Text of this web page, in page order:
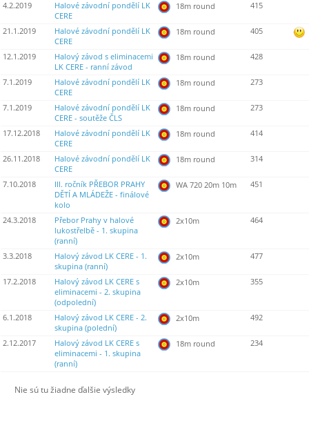
4.2.2019
Halové závodní pondělí LK
CERE
18m round 415
21.1.2019
Halové závodní pondělí LK
CERE
18m round 405
12.1.2019
Halový závod s eliminacemi
LK CERE - ranní závod
18m round 428
7.1.2019
Halové závodní pondělí LK
CERE
18m round 273
7.1.2019
Halové závodní pondělí LK
CERE - soutěže ČLS
18m round 273
17.12.2018
Halové závodní pondělí LK
CERE
18m round 414
26.11.2018
Halové závodní pondělí LK
CERE
18m round 314
7.10.2018
III. ročník PŘEBOR PRAHY
DĚTÍ A MLÁDEŽE - finálové
kolo
WA 720 20m 10m 451
24.3.2018
Přebor Prahy v halové
lukostřelbě - 1. skupina
(ranní)
2x10m 464
3.3.2018
Halový závod LK CERE - 1.
skupina (ranní)
2x10m 477
17.2.2018
Halový závod LK CERE s
eliminacemi - 2. skupina
(odpolední)
2x10m 355
6.1.2018
Halový závod LK CERE - 2.
skupina (polední)
2x10m 492
2.12.2017
Halový závod LK CERE s
eliminacemi - 1. skupina
(ranní)
18m round 234
Nie sú tu žiadne ďalšie výsledky